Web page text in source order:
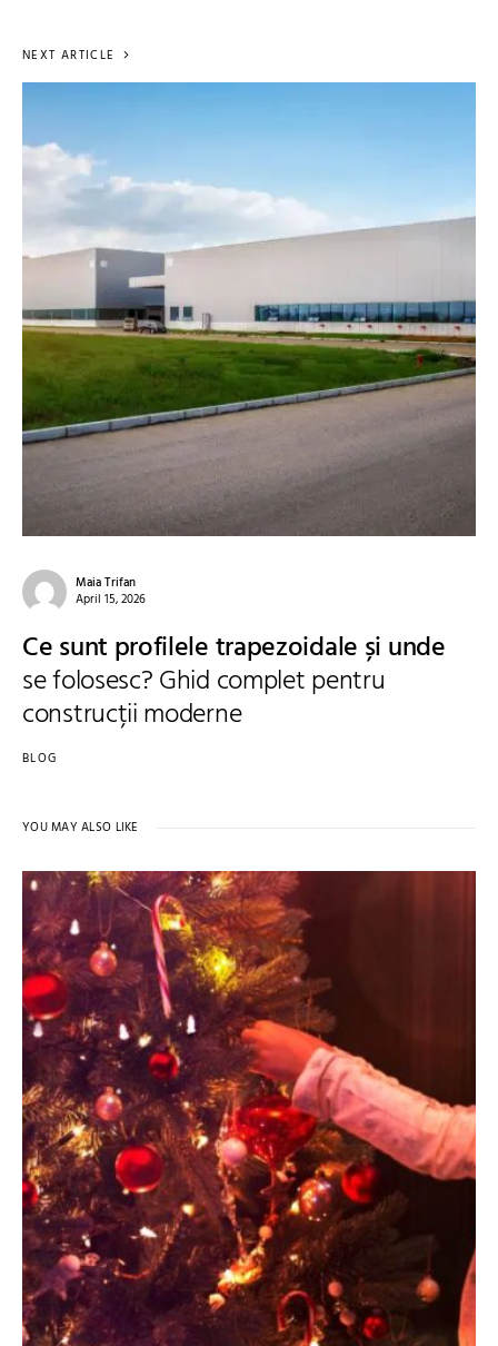
NEXT ARTICLE
Maia Trifan
April 15, 2026
Ce sunt profilele trapezoidale și unde
se folosesc? Ghid complet pentru
construcții moderne
BLOG
YOU MAY ALSO LIKE